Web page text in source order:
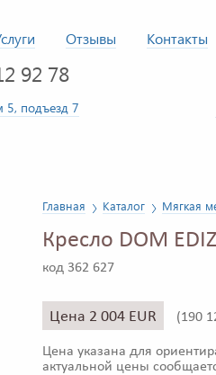
Отзывы Контакты
92 78
5, подъезд 7
Главная Каталог Мягкая
Кресло DOM
код 362 627
Цена 2 004 EUR (190
Цена указана для
актуальной цены